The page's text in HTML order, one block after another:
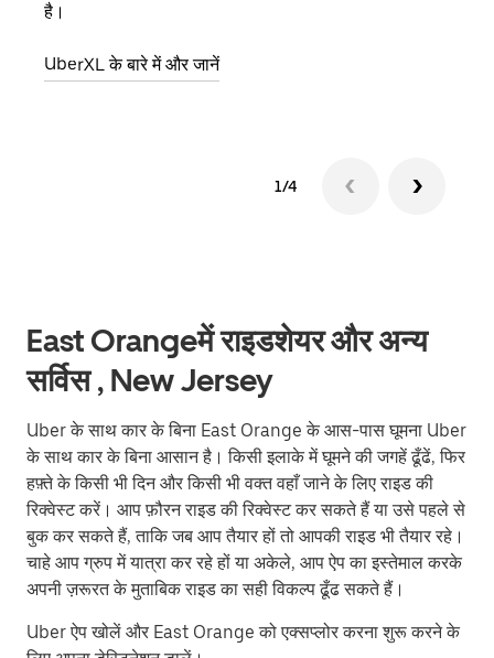
है।
UberXL के बारे में और जानें
1/4
East Orangeमें राइडशेयर और अन्य
सर्विस , New Jersey
Uber के साथ कार के बिना East Orange के आस-पास घूमना Uber
के साथ कार के बिना आसान है। किसी इलाके में घूमने की जगहें ढूँढें, फिर
हफ़्ते के किसी भी दिन और किसी भी वक्त वहाँ जाने के लिए राइड की
रिक्वेस्ट करें। आप फ़ौरन राइड की रिक्वेस्ट कर सकते हैं या उसे पहले से
बुक कर सकते हैं, ताकि जब आप तैयार हों तो आपकी राइड भी तैयार रहे।
चाहे आप ग्रुप में यात्रा कर रहे हों या अकेले, आप ऐप का इस्तेमाल करके
अपनी ज़रूरत के मुताबिक राइड का सही विकल्प ढूँढ सकते हैं।
Uber ऐप खोलें और East Orange को एक्सप्लोर करना शुरू करने के